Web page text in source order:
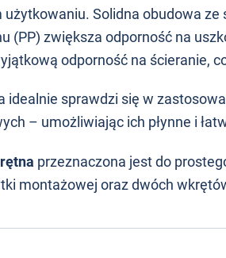
użytkowaniu. Solidna obudowa
(PP) zwiększa odporność na
odporność na ścieranie,
idealnie sprawdzi się w
– umożliwiając ich płynne i
przeznaczona jest do
montażowej oraz dwóch